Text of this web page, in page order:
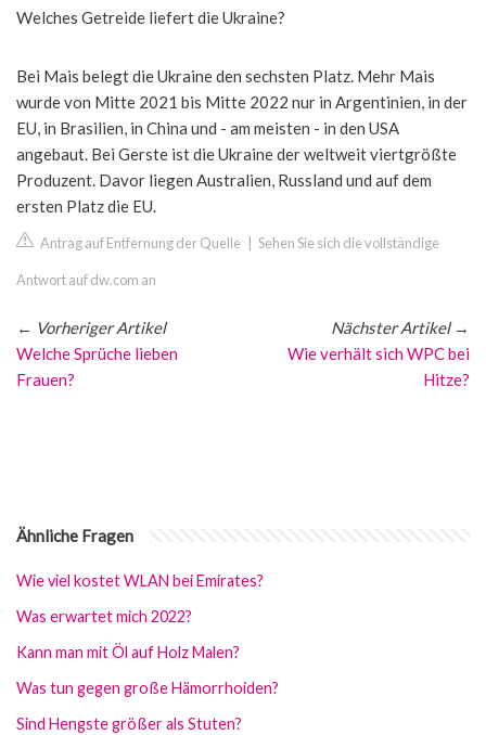
Welches Getreide liefert die Ukraine?
Bei Mais belegt die Ukraine den sechsten Platz. Mehr Mais
wurde von Mitte 2021 bis Mitte 2022 nur in Argentinien, in der
EU, in Brasilien, in China und - am meisten - in den USA
angebaut. Bei Gerste ist die Ukraine der weltweit viertgrößte
Produzent. Davor liegen Australien, Russland und auf dem
ersten Platz die EU.
Antrag auf Entfernung der Quelle Sehen Sie sich die vollständige
Antwort auf dw.com an
← Vorheriger Artikel
Welche Sprüche lieben
Frauen?
Nächster Artikel→
Wie verhält sich WPC bei
Hitze?
Ähnliche Fragen
Wie viel kostet WLAN bei Emirates?
Was erwartet mich 2022?
Kann man mit Öl auf Holz Malen?
Was tun gegen große Hämorrhoiden?
Sind Hengste größer als Stuten?